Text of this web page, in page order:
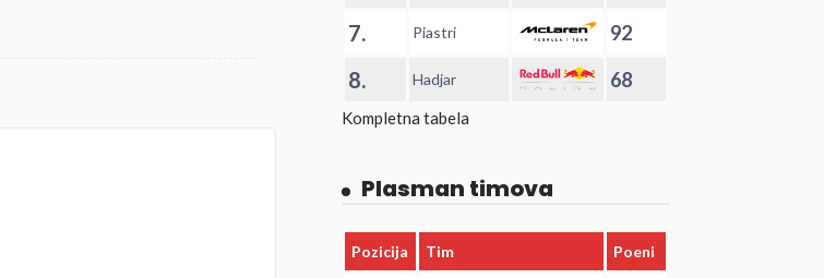
7. Piastri 92
8. Hadjar 68
Kompletna tabela
Plasman timova
Pozicija Tim Poeni